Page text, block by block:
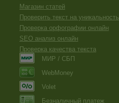
Магазин статей
Проверить текст на уникальность
Проверка орфографии онлайн
SEO анализ онлайн
Проверка качества текста
МИР / СБП
WebMoney
Volet
Безналичный платеж